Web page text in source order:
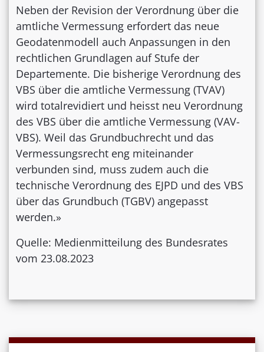
Neben der Revision der Verordnung über die
amtliche Vermessung erfordert das neue
Geodatenmodell auch Anpassungen in den
rechtlichen Grundlagen auf Stufe der
Departemente. Die bisherige Verordnung des
VBS über die amtliche Vermessung (TVAV)
wird totalrevidiert und heisst neu Verordnung
des VBS über die amtliche Vermessung (VAV-
VBS). Weil das Grundbuchrecht und das
Vermessungsrecht eng miteinander
verbunden sind, muss zudem auch die
technische Verordnung des EJPD und des VBS
über das Grundbuch (TGBV) angepasst
werden.»
Quelle: Medienmitteilung des Bundesrates
vom 23.08.2023